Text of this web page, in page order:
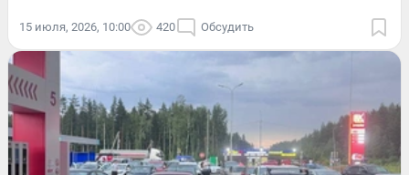
15 июля, 2026, 10:00 420 Обсудить